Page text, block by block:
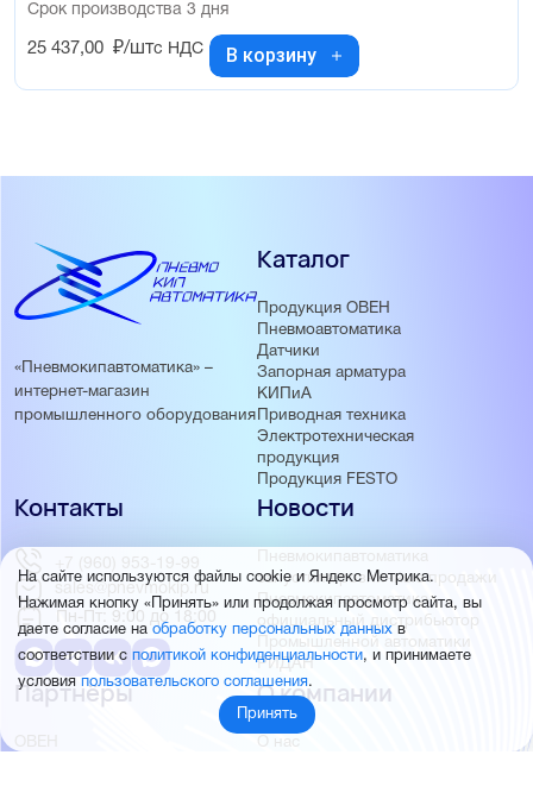
Срок производства 3 дня
25 437,00 ₽/штс НДС В корзину
«Пневмокипавтоматика» –
интернет-магазин
промышленного оборудования
Каталог
Продукция ОВЕН
Пневмоавтоматика
Датчики
Запорная арматура
КИПиА
Приводная техника
Электротехническая
продукция
Продукция FESTO
Новости
Пневмокипавтоматика
запустила розничные продажи
Пневмокипавтоматика –
официальный дистрибьютор
Промышленной автоматики
РИДАН
Партнёры
ОВЕН
О компании
О нас
Контакты
+7 (960) 953-19-99
sales@pnevmokip.ru
Пн-Пт: 9:00 до 18:00
На сайте используются файлы cookie и Яндекс Метрика.
Нажимая кнопку «Принять» или продолжая просмотр сайта, вы
даете согласие наобработку персональных данных в
соответствии с политикой конфиденциальности, и принимаете
условия пользовательского соглашения.
Принять